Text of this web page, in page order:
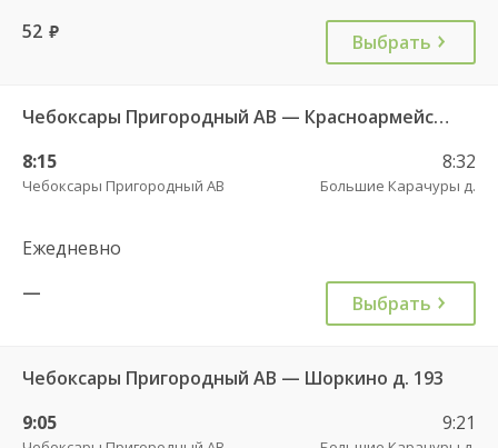
52 руб. Выбрать
Чебоксары Пригородный АВ — Красноармейское с. ДКП 121
8:15
Чебоксары Пригородный АВ
8:32
Большие Карачуры д.
Ежедневно
—
Выбрать
Чебоксары Пригородный АВ — Шоркино д. 193
9:05
9:21